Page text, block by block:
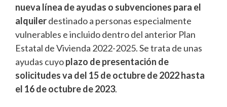
nueva línea de ayudas o subvenciones para el
alquilerdestinado a personas especialmente
vulnerables e incluido dentro del anterior Plan
Estatal de Vivienda 2022-2025. Se trata de unas
ayudas cuyoplazo de presentación de
solicitudes va del 15 de octubre de 2022 hasta
el 16 de octubre de 2023.